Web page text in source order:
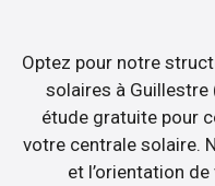
Optez pour notre
solaires à Guillestre
étude gratuite pour
votre centrale solaire.
et l’orientation